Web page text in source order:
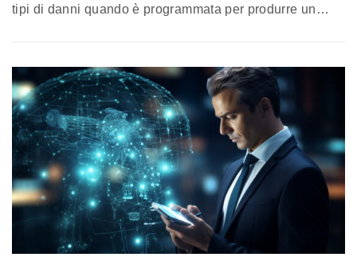
tipi di danni quando è programmata per produrre un
correggere gli errori della propria creatura